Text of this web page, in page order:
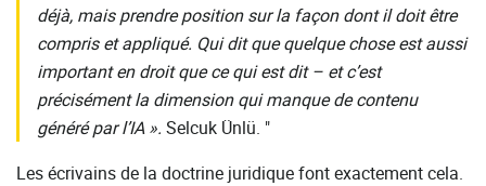
déjà, mais prendre position sur la façon dont il doit être
compris et appliqué. Qui dit que quelque chose est aussi
important en droit que ce qui est dit – et c’est
précisément la dimension qui manque de contenu
généré par l’IA». Selcuk Ünlü.
Les écrivains de la doctrine juridique font exactement cela.